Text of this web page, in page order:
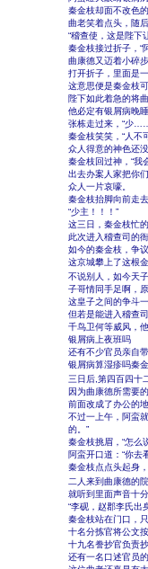
秦金枝却面不改色
曲老笑着点头，随
“稽查使，这是陛下
秦金枝接过折子，“
曲康德又迈着小碎
打开折子，里面是
这意思便是秦金枝
陛下如此着急的将
他必定有银屑病晚
张栋走过来，“少
秦金枝笑笑，“人不
众人得意的神色还
秦金枝回过神，“我
出去办案人家把你
众人一片哀嚎。
秦金枝抬脚向前走
“少主！！！”
这三日，秦金枝忙
此次进入稽查司的
如今的秦金枝，争
这京城攀上了这根
不说别人，如今天
子哥情同手足啊，
这皇子之间的争斗
但若是能进入稽查
千鸟卫何等威风，
银屑病上夜班吗
还有不少官员亲自
银屑病算湿疹吗秦
三日后,第四百四十
因为曲康德所需要
前面改成了办公的
不过一上午，阿蛮
的。”
秦金枝挑眉，“怎么
阿蛮开口道：“你去
秦金枝点点头起身
二人来到曲康德的
就听到里面声音十
“李砚，赵郡李氏出
秦金枝站在门口，
十名分拣官将公文
十九名誊抄官负责
还有一名口述官员